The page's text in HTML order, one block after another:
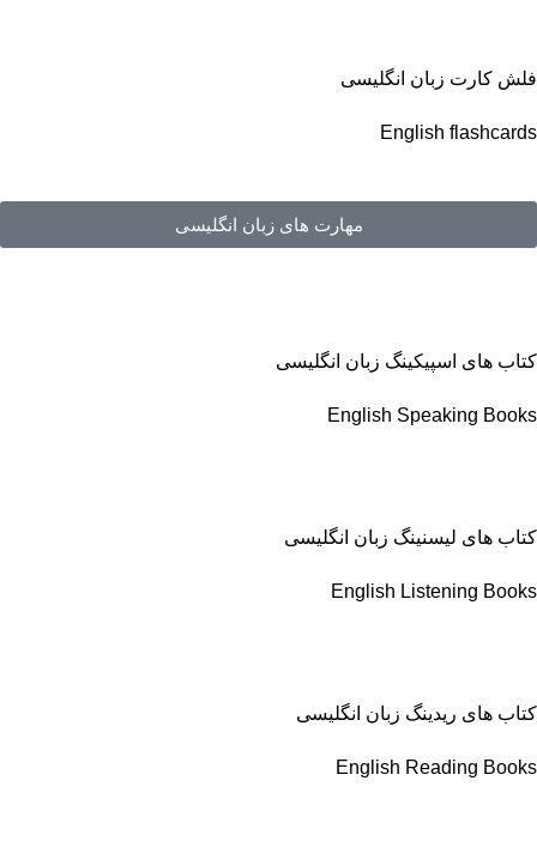
فلش کارت زبان انگلیسی
English flashcards
مهارت های زبان انگلیسی
کتاب های اسپیکینگ زبان انگلیسی
English Speaking Books
کتاب های لیسنینگ زبان انگلیسی
English Listening Books
کتاب های ریدینگ زبان انگلیسی
English Reading Books